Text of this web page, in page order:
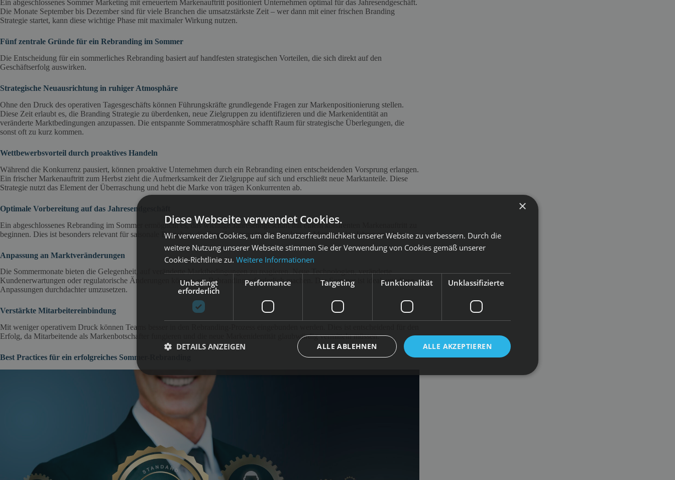
Ein abgeschlossenes Sommer Marketing mit erneuertem Markenauftritt positioniert Unternehmen optimal für das Jahresendgeschäft.
Die Monate September bis Dezember sind für viele Branchen die umsatzstärkste Zeit – wer dann mit einer frischen Branding
Strategie startet, kann diese wichtige Phase mit maximaler Wirkung nutzen.
Fünf zentrale Gründe für ein Rebranding im Sommer
Die Entscheidung für ein sommerliches Rebranding basiert auf handfesten strategischen Vorteilen, die sich direkt auf den
Geschäftserfolg auswirken.
Strategische Neuausrichtung in ruhiger Atmosphäre
Ohne den Druck des operativen Tagesgeschäfts können Führungskräfte grundlegende Fragen zur Markenpositionierung stellen.
Diese Zeit erlaubt es, die Branding Strategie zu überdenken, neue Zielgruppen zu identifizieren und die Markenidentität an
veränderte Marktbedingungen anzupassen. Die entspannte Sommeratmosphäre schafft Raum für strategische Überlegungen, die
sonst oft zu kurz kommen.
Wettbewerbsvorteil durch proaktives Handeln
Während die Konkurrenz pausiert, können proaktive Unternehmen durch ein Rebranding einen entscheidenden Vorsprung erlangen.
Ein frischer Markenauftritt zum Herbst zieht die Aufmerksamkeit der Zielgruppe auf sich und erschließt neue Marktanteile. Diese
Strategie nutzt das Element der Überraschung und hebt die Marke von trägen Konkurrenten ab.
Optimale Vorbereitung auf das Jahresendgeschäft
Ein abgeschlossenes Rebranding im Sommer ermöglicht es, das wichtige Jahresendgeschäft mit einem kohärenten Markenauftritt zu
beginnen. Dies ist besonders relevant für saisonale Branchen, die ihre Hauptumsätze in den letzten Monaten des Jahres erzielen.
Anpassung an Marktveränderungen
Die Sommermonate bieten die Gelegenheit, auf veränderte Marktbedingungen zu reagieren. Neue Technologien, veränderte
Kundenerwartungen oder regulatorische Änderungen können ein Rebranding erforderlich machen. Der Sommer ist ideal, um diese
Anpassungen durchdachter umzusetzen.
Verstärkte Mitarbeitereinbindung
Mit weniger operativem Druck können Teams besser in den Rebranding-Prozess eingebunden werden. Dies ist entscheidend für den
Erfolg, da Mitarbeitende als Markenbotschafter fungieren und die neue Markenidentität glaubwürdig vermitteln müssen.
Best Practices für ein erfolgreiches Sommer-Rebranding
×
Diese Webseite verwendet Cookies.
Wir verwenden Cookies, um die Benutzerfreundlichkeit unserer Website zu verbessern. Durch die
weitere Nutzung unserer Webseite stimmen Sie der Verwendung von Cookies gemäß unserer
Cookie-Richtlinie zu. Weitere Informationen
Unbedingt
erforderlich
Performance Targeting Funktionalität Unklassifizierte
ALLE AKZEPTIEREN
ALLE ABLEHNEN
DETAILS ANZEIGEN